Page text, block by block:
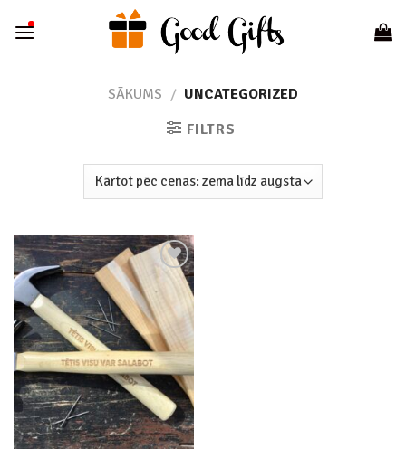
SĀKUMS / UNCATEGORIZED
FILTRS
Add to
wishlist